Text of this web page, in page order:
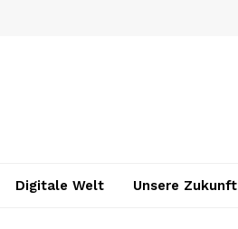
Digitale Welt Unsere Zukunft